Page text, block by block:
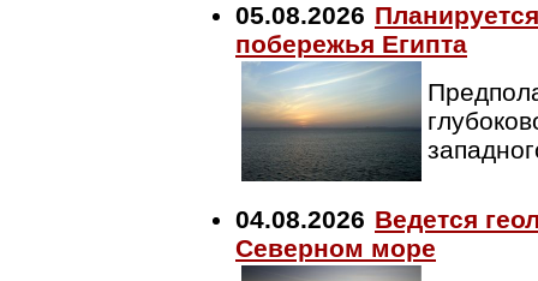
05.08.2026
побережья Египта
04.08.2026 Ведется
Северном море